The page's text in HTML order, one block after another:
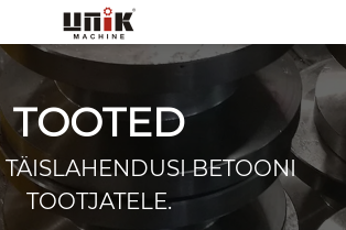
TOOTED
BETOONI
TOOTJATELE.